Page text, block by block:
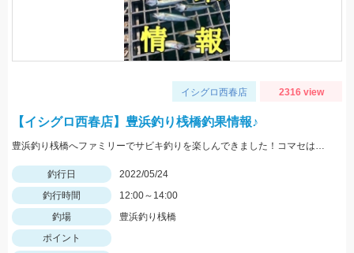
イシグロ西春店 2316 view
【イシグロ西春店】豊浜釣り桟橋釣果情報♪
豊浜釣り桟橋へファミリーでサビキ釣りを楽しんできました！コマセはサビキ三昧、イワシ三昧がオススメです！
釣行日
2022/05/24
釣行時間
12:00～14:00
釣場
豊浜釣り桟橋
ポイント